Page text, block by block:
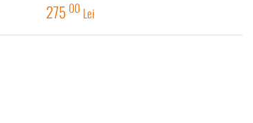
275 00 Lei